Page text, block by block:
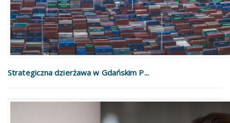
Strategiczna dzierżawa w Gdańskim P...